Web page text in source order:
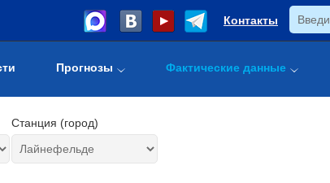
Контакты
Прогнозы Фактические данные
Станция (город)